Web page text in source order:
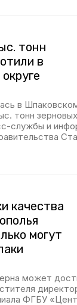
тонн
в
в
тонн
службы и
качества
могут
может
ФГБУ